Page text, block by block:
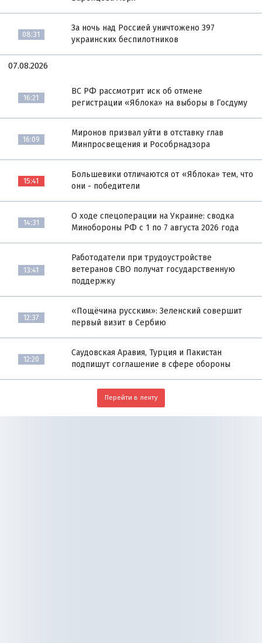
08:31
За ночь над Россией уничтожено 397
украинских беспилотников
07.08.2026
16:21
ВС РФ рассмотрит иск об отмене
регистрации «Яблока» на выборы в Госдуму
16:09
Миронов призвал уйти в отставку глав
Минпросвещения и Рособрнадзора
15:41
Большевики отличаются от «Яблока» тем, что
они - победители
14:31
О ходе спецоперации на Украине: сводка
Минобороны РФ с 1 по 7 августа 2026 года
13:41
Работодатели при трудоустройстве
ветеранов СВО получат государственную
поддержку
12:37
«Пощёчина русским»: Зеленский совершит
первый визит в Сербию
12:20
Саудовская Аравия, Турция и Пакистан
подпишут соглашение в сфере обороны
Перейти в ленту